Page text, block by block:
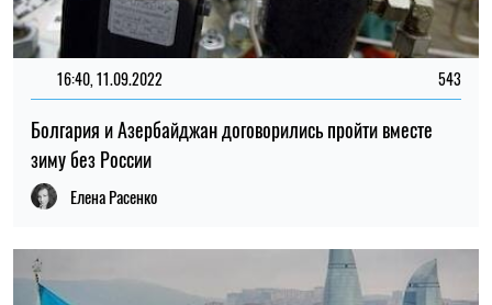
16:40, 11.09.2022 543
Болгария и Азербайджан договорились пройти вместе
зиму без России
Елена Расенко